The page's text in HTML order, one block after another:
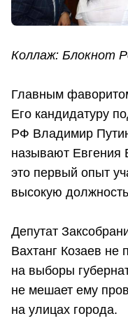
Коллаж: Блокнот
Главным
Его кандидатуру
РФ Владимир
называют Евгения
это первый опыт
высокую
Депутат
Вахтанг Козаев не
на выборы
не мешает ему
на улицах города.